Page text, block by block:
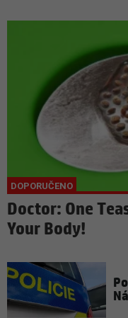
Doctor: One
Your Body!